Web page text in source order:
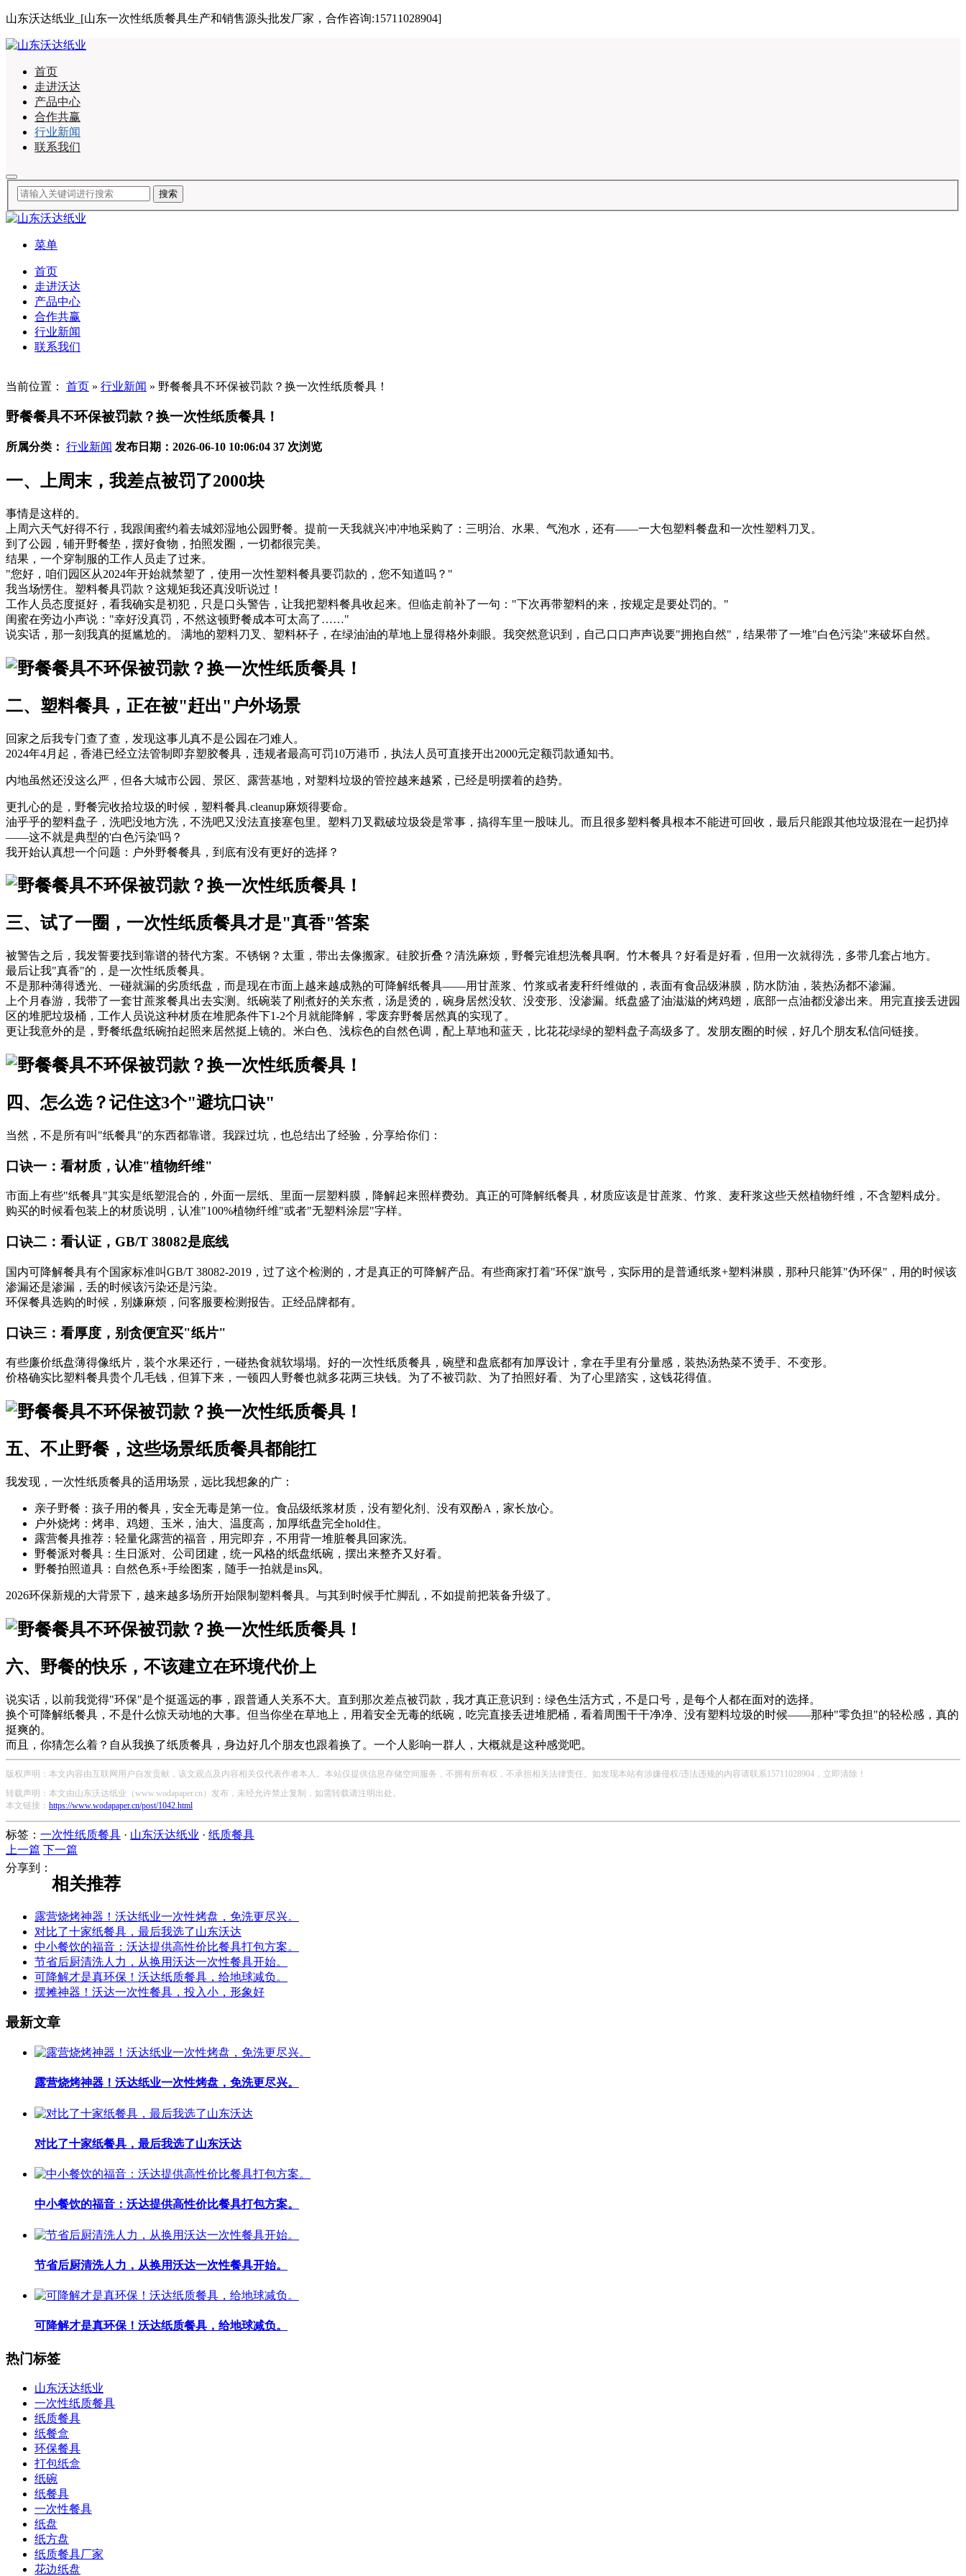
山东沃达纸业_[山东一次性纸质餐具生产和销售源头批发厂家，合作咨询:15711028904]
首页
走进沃达
产品中心
合作共赢
行业新闻
联系我们
菜单
首页
走进沃达
产品中心
合作共赢
行业新闻
联系我们
当前位置： 首页 » 行业新闻 » 野餐餐具不环保被罚款？换一次性纸质餐具！
野餐餐具不环保被罚款？换一次性纸质餐具！
所属分类： 行业新闻 发布日期：2026-06-10 10:06:04 37 次浏览
一、上周末，我差点被罚了2000块
事情是这样的。
上周六天气好得不行，我跟闺蜜约着去城郊湿地公园野餐。提前一天我就兴冲冲地采购了：三明治、水果、气泡水，还有——一大包塑料餐盘和一次性塑料刀叉。
到了公园，铺开野餐垫，摆好食物，拍照发圈，一切都很完美。
结果，一个穿制服的工作人员走了过来。
"您好，咱们园区从2024年开始就禁塑了，使用一次性塑料餐具要罚款的，您不知道吗？"
我当场愣住。塑料餐具罚款？这规矩我还真没听说过！
工作人员态度挺好，看我确实是初犯，只是口头警告，让我把塑料餐具收起来。但临走前补了一句："下次再带塑料的来，按规定是要处罚的。"
闺蜜在旁边小声说："幸好没真罚，不然这顿野餐成本可太高了……"
说实话，那一刻我真的挺尴尬的。 满地的塑料刀叉、塑料杯子，在绿油油的草地上显得格外刺眼。我突然意识到，自己口口声声说要"拥抱自然"，结果带了一堆"白色污染"来破坏自然。
二、塑料餐具，正在被"赶出"户外场景
回家之后我专门查了查，发现这事儿真不是公园在刁难人。
2024年4月起，香港已经立法管制即弃塑胶餐具，违规者最高可罚10万港币，执法人员可直接开出2000元定额罚款通知书。
内地虽然还没这么严，但各大城市公园、景区、露营基地，对塑料垃圾的管控越来越紧，已经是明摆着的趋势。
更扎心的是，野餐完收拾垃圾的时候，塑料餐具.cleanup麻烦得要命。
油乎乎的塑料盘子，洗吧没地方洗，不洗吧又没法直接塞包里。塑料刀叉戳破垃圾袋是常事，搞得车里一股味儿。而且很多塑料餐具根本不能进可回收，最后只能跟其他垃圾混在一起扔掉
——这不就是典型的'白色污染'吗？
我开始认真想一个问题：户外野餐餐具，到底有没有更好的选择？
三、试了一圈，一次性纸质餐具才是"真香"答案
被警告之后，我发誓要找到靠谱的替代方案。不锈钢？太重，带出去像搬家。硅胶折叠？清洗麻烦，野餐完谁想洗餐具啊。竹木餐具？好看是好看，但用一次就得洗，多带几套占地方。
最后让我"真香"的，是一次性纸质餐具。
不是那种薄得透光、一碰就漏的劣质纸盘，而是现在市面上越来越成熟的可降解纸餐具——用甘蔗浆、竹浆或者麦秆纤维做的，表面有食品级淋膜，防水防油，装热汤都不渗漏。
上个月春游，我带了一套甘蔗浆餐具出去实测。纸碗装了刚煮好的关东煮，汤是烫的，碗身居然没软、没变形、没渗漏。纸盘盛了油滋滋的烤鸡翅，底部一点油都没渗出来。用完直接丢进园
区的堆肥垃圾桶，工作人员说这种材质在堆肥条件下1-2个月就能降解，零废弃野餐居然真的实现了。
更让我意外的是，野餐纸盘纸碗拍起照来居然挺上镜的。米白色、浅棕色的自然色调，配上草地和蓝天，比花花绿绿的塑料盘子高级多了。发朋友圈的时候，好几个朋友私信问链接。
四、怎么选？记住这3个"避坑口诀"
当然，不是所有叫"纸餐具"的东西都靠谱。我踩过坑，也总结出了经验，分享给你们：
口诀一：看材质，认准"植物纤维"
市面上有些"纸餐具"其实是纸塑混合的，外面一层纸、里面一层塑料膜，降解起来照样费劲。真正的可降解纸餐具，材质应该是甘蔗浆、竹浆、麦秆浆这些天然植物纤维，不含塑料成分。
购买的时候看包装上的材质说明，认准"100%植物纤维"或者"无塑料涂层"字样。
口诀二：看认证，GB/T 38082是底线
国内可降解餐具有个国家标准叫GB/T 38082-2019，过了这个检测的，才是真正的可降解产品。有些商家打着"环保"旗号，实际用的是普通纸浆+塑料淋膜，那种只能算"伪环保"，用的时候该
渗漏还是渗漏，丢的时候该污染还是污染。
环保餐具选购的时候，别嫌麻烦，问客服要检测报告。正经品牌都有。
口诀三：看厚度，别贪便宜买"纸片"
有些廉价纸盘薄得像纸片，装个水果还行，一碰热食就软塌塌。好的一次性纸质餐具，碗壁和盘底都有加厚设计，拿在手里有分量感，装热汤热菜不烫手、不变形。
价格确实比塑料餐具贵个几毛钱，但算下来，一顿四人野餐也就多花两三块钱。为了不被罚款、为了拍照好看、为了心里踏实，这钱花得值。
五、不止野餐，这些场景纸质餐具都能扛
我发现，一次性纸质餐具的适用场景，远比我想象的广：
亲子野餐：孩子用的餐具，安全无毒是第一位。食品级纸浆材质，没有塑化剂、没有双酚A，家长放心。
户外烧烤：烤串、鸡翅、玉米，油大、温度高，加厚纸盘完全hold住。
露营餐具推荐：轻量化露营的福音，用完即弃，不用背一堆脏餐具回家洗。
野餐派对餐具：生日派对、公司团建，统一风格的纸盘纸碗，摆出来整齐又好看。
野餐拍照道具：自然色系+手绘图案，随手一拍就是ins风。
2026环保新规的大背景下，越来越多场所开始限制塑料餐具。与其到时候手忙脚乱，不如提前把装备升级了。
六、野餐的快乐，不该建立在环境代价上
说实话，以前我觉得"环保"是个挺遥远的事，跟普通人关系不大。直到那次差点被罚款，我才真正意识到：绿色生活方式，不是口号，是每个人都在面对的选择。
换个可降解纸餐具，不是什么惊天动地的大事。但当你坐在草地上，用着安全无毒的纸碗，吃完直接丢进堆肥桶，看着周围干干净净、没有塑料垃圾的时候——那种"零负担"的轻松感，真的
挺爽的。
而且，你猜怎么着？自从我换了纸质餐具，身边好几个朋友也跟着换了。一个人影响一群人，大概就是这种感觉吧。
版权声明：本文内容由互联网用户自发贡献，该文观点及内容相关仅代表作者本人。本站仅提供信息存储空间服务，不拥有所有权，不承担相关法律责任。如发现本站有涉嫌侵权/违法违规的内容请联系15711028904，立即清除！
转载声明：本文由山东沃达纸业（www.wodapaper.cn）发布，未经允许禁止复制，如需转载请注明出处。
本文链接： https://www.wodapaper.cn/post/1042.html
标签： 一次性纸质餐具 · 山东沃达纸业 · 纸质餐具
上一篇 下一篇
分享到：
相关推荐
露营烧烤神器！沃达纸业一次性烤盘，免洗更尽兴。
对比了十家纸餐具，最后我选了山东沃达
中小餐饮的福音：沃达提供高性价比餐具打包方案。
节省后厨清洗人力，从换用沃达一次性餐具开始。
可降解才是真环保！沃达纸质餐具，给地球减负。
摆摊神器！沃达一次性餐具，投入小，形象好
最新文章
露营烧烤神器！沃达纸业一次性烤盘，免洗更尽兴。
对比了十家纸餐具，最后我选了山东沃达
中小餐饮的福音：沃达提供高性价比餐具打包方案。
节省后厨清洗人力，从换用沃达一次性餐具开始。
可降解才是真环保！沃达纸质餐具，给地球减负。
热门标签
山东沃达纸业
一次性纸质餐具
纸质餐具
纸餐盒
环保餐具
打包纸盒
纸碗
纸餐具
一次性餐具
纸盘
纸方盘
纸质餐具厂家
花边纸盘